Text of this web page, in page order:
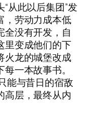
从此以后集团”发
，劳动力成本低
全没有开发，自
里变成他们的下
火龙的城堡改成
一本故事书。
能与昔日的宿敌
高层，最终从内